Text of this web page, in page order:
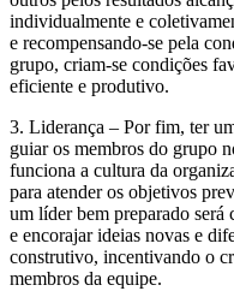
individualmente e
e recompensando-se pela
grupo, criam-se condições
eficiente e produtivo.
3. Liderança – Por fim, ter
guiar os membros do grupo
funciona a cultura da
para atender os objetivos
um líder bem preparado
e encorajar ideias novas e
construtivo, incentivando o
membros da equipe.